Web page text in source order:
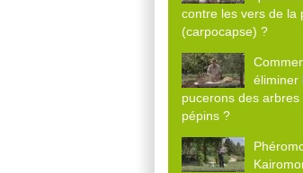
contre les vers de la
(carpocapse) ?
éliminer
pucerons des
pépins ?